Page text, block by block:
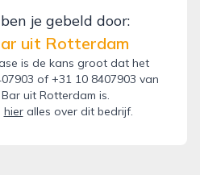
je gebeld door:
uit Rotterdam
is de kans groot dat het
of +31 10 8407903 van
uit Rotterdam is.
hieralles over dit bedrijf.